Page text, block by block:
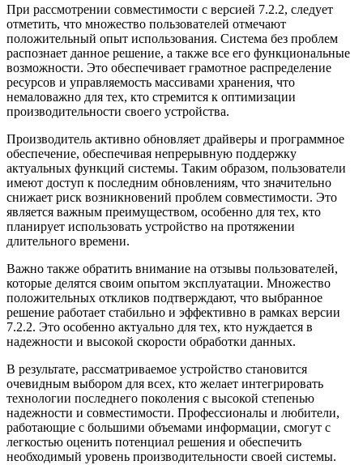
При рассмотрении совместимости с версией 7.2.2, следует
отметить, что множество пользователей отмечают
положительный опыт использования. Система без проблем
распознает данное решение, а также все его функциональные
возможности. Это обеспечивает грамотное распределение
ресурсов и управляемость массивами хранения, что
немаловажно для тех, кто стремится к оптимизации
производительности своего устройства.
Производитель активно обновляет драйверы и программное
обеспечение, обеспечивая непрерывную поддержку
актуальных функций системы. Таким образом, пользователи
имеют доступ к последним обновлениям, что значительно
снижает риск возникновений проблем совместимости. Это
является важным преимуществом, особенно для тех, кто
планирует использовать устройство на протяжении
длительного времени.
Важно также обратить внимание на отзывы пользователей,
которые делятся своим опытом эксплуатации. Множество
положительных откликов подтверждают, что выбранное
решение работает стабильно и эффективно в рамках версии
7.2.2. Это особенно актуально для тех, кто нуждается в
надежности и высокой скорости обработки данных.
В результате, рассматриваемое устройство становится
очевидным выбором для всех, кто желает интегрировать
технологии последнего поколения с высокой степенью
надежности и совместимости. Профессионалы и любители,
работающие с большими объемами информации, смогут с
легкостью оценить потенциал решения и обеспечить
необходимый уровень производительности своей системы.